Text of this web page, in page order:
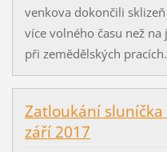
venkova dokončili
více volného času než
při zemědělských
Zatloukání
září 2017